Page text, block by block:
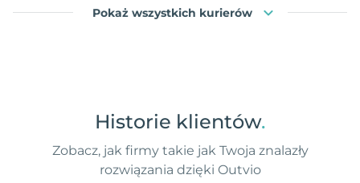
Pokaż wszystkich kurierów
Historie klientów.
Zobacz, jak firmy takie jak Twoja znalazły
rozwiązania dzięki Outvio